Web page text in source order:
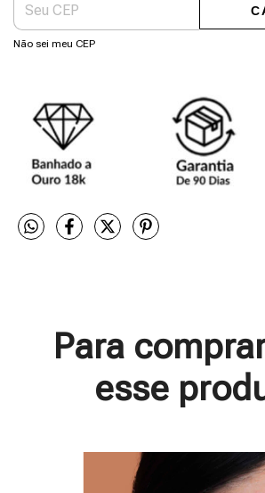
Não sei meu CEP
Para
esse